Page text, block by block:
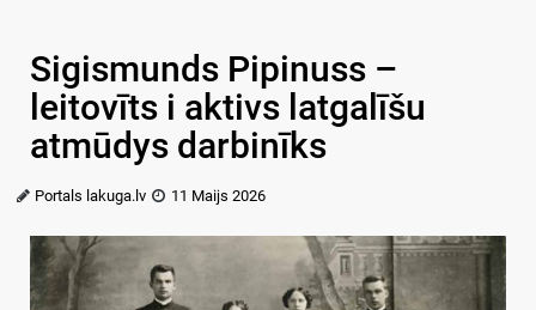
Sigismunds Pipinuss –
leitovīts i aktivs latgalīšu
atmūdys darbinīks
Portals lakuga.lv 11 Maijs 2026